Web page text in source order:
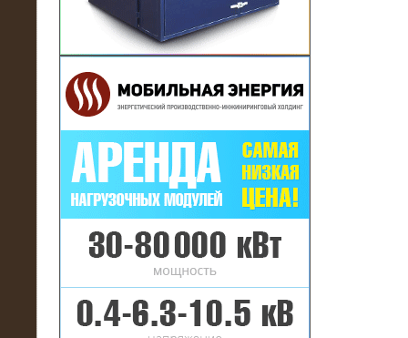
16.01.2017
Аренда нагрузочного комплекса 22
МВт (10 кВ) на газовое
месторождение